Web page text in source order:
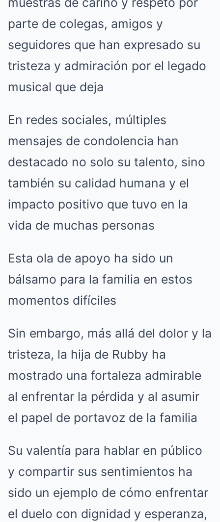
parte de colegas, amigos y
seguidores que han expresado su
tristeza y admiración por el legado
musical que deja
En redes sociales, múltiples
mensajes de condolencia han
destacado no solo su talento, sino
también su calidad humana y el
impacto positivo que tuvo en la
vida de muchas personas
Esta ola de apoyo ha sido un
bálsamo para la familia en estos
momentos difíciles
Sin embargo, más allá del dolor y la
tristeza, la hija de Rubby ha
mostrado una fortaleza admirable
al enfrentar la pérdida y al asumir
el papel de portavoz de la familia
Su valentía para hablar en público
y compartir sus sentimientos ha
sido un ejemplo de cómo enfrentar
el duelo con dignidad y esperanza,